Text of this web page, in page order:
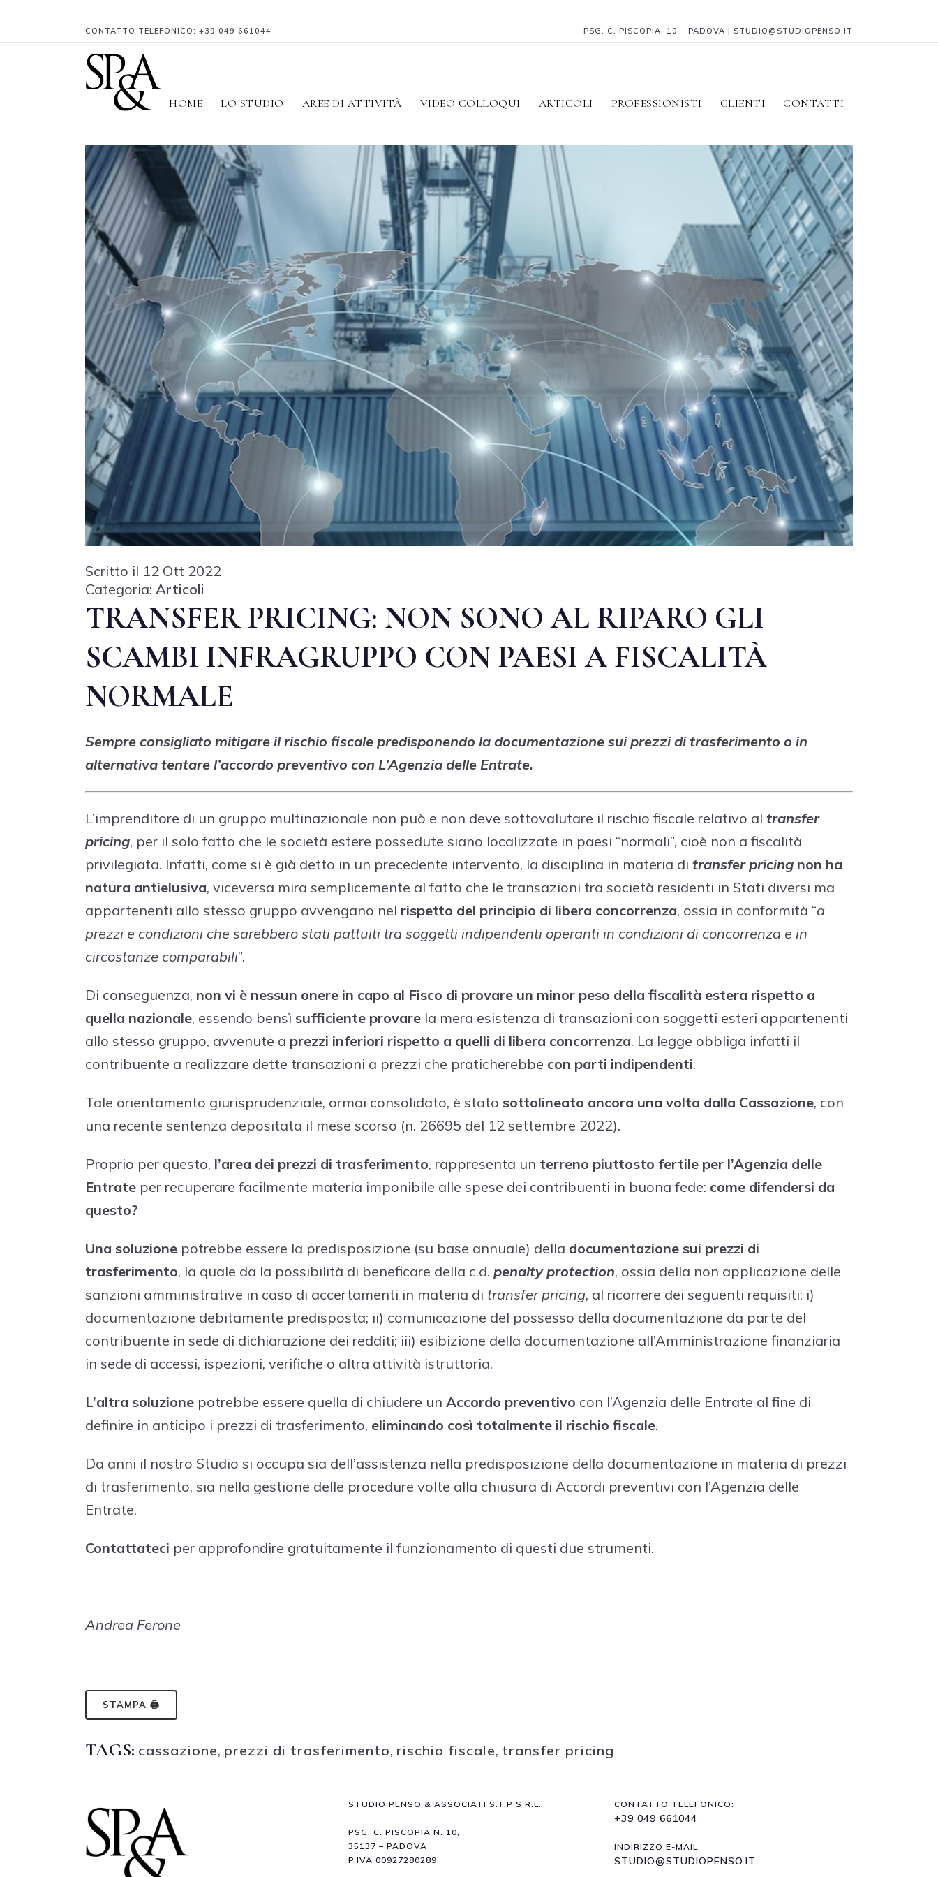
CONTATTO TELEFONICO: +39 049 661044 PSG. C. PISCOPIA, 10 – PADOVA | STUDIO@STUDIOPENSO.IT
HOME LO STUDIO AREE DI ATTIVITÀ VIDEO COLLOQUI ARTICOLI PROFESSIONISTI CLIENTI CONTATTI
Scritto il 12 Ott 2022
Categoria: Articoli
TRANSFER PRICING: NON SONO AL RIPARO GLI
SCAMBI INFRAGRUPPO CON PAESI A FISCALITÀ
NORMALE
Sempre consigliato mitigare il rischio fiscale predisponendo la documentazione sui prezzi di trasferimento o in
alternativa tentare l’accordo preventivo con L’Agenzia delle Entrate.
L’imprenditore di un gruppo multinazionale non può e non deve sottovalutare il rischio fiscale relativo al transfer
pricing, per il solo fatto che le società estere possedute siano localizzate in paesi “normali”, cioè non a fiscalità
privilegiata. Infatti, come si è già detto in un precedente intervento, la disciplina in materia di transfer pricing non ha
natura antielusiva, viceversa mira semplicemente al fatto che le transazioni tra società residenti in Stati diversi ma
appartenenti allo stesso gruppo avvengano nel rispetto del principio di libera concorrenza, ossia in conformità “a
prezzi e condizioni che sarebbero stati pattuiti tra soggetti indipendenti operanti in condizioni di concorrenza e in
circostanze comparabili”.
Di conseguenza, non vi è nessun onere in capo al Fisco di provare un minor peso della fiscalità estera rispetto a
quella nazionale, essendo bensì sufficiente provare la mera esistenza di transazioni con soggetti esteri appartenenti
allo stesso gruppo, avvenute a prezzi inferiori rispetto a quelli di libera concorrenza. La legge obbliga infatti il
contribuente a realizzare dette transazioni a prezzi che praticherebbe con parti indipendenti.
Tale orientamento giurisprudenziale, ormai consolidato, è stato sottolineato ancora una volta dalla Cassazione, con
una recente sentenza depositata il mese scorso (n. 26695 del 12 settembre 2022).
Proprio per questo, l’area dei prezzi di trasferimento, rappresenta un terreno piuttosto fertile per l’Agenzia delle
Entrate per recuperare facilmente materia imponibile alle spese dei contribuenti in buona fede: come difendersi da
questo?
Una soluzione potrebbe essere la predisposizione (su base annuale) della documentazione sui prezzi di
trasferimento, la quale da la possibilità di beneficare della c.d. penalty protection, ossia della non applicazione delle
sanzioni amministrative in caso di accertamenti in materia di transfer pricing, al ricorrere dei seguenti requisiti: i)
documentazione debitamente predisposta; ii) comunicazione del possesso della documentazione da parte del
contribuente in sede di dichiarazione dei redditi; iii) esibizione della documentazione all’Amministrazione finanziaria
in sede di accessi, ispezioni, verifiche o altra attività istruttoria.
L’altra soluzione potrebbe essere quella di chiudere un Accordo preventivo con l’Agenzia delle Entrate al fine di
definire in anticipo i prezzi di trasferimento, eliminando così totalmente il rischio fiscale.
Da anni il nostro Studio si occupa sia dell’assistenza nella predisposizione della documentazione in materia di prezzi
di trasferimento, sia nella gestione delle procedure volte alla chiusura di Accordi preventivi con l’Agenzia delle
Entrate.
Contattateci per approfondire gratuitamente il funzionamento di questi due strumenti.
Andrea Ferone
STAMPA 🖨
TAGS: cassazione, prezzi di trasferimento, rischio fiscale, transfer pricing
STUDIO PENSO & ASSOCIATI S.T.P S.R.L.
PSG. C. PISCOPIA N. 10,
35137 – PADOVA
P.IVA 00927280289
CONTATTO TELEFONICO:
+39 049 661044
INDIRIZZO E-MAIL:
STUDIO@STUDIOPENSO.IT